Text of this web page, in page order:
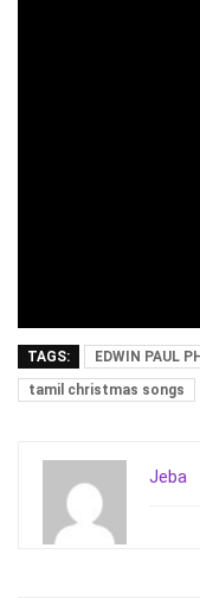
TAGS: EDWIN PAUL PH
tamil christmas songs
Jeba